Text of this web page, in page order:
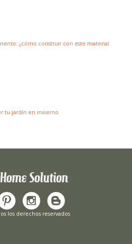
¿cómo construir con este material
tu jardín en invierno
los derechos reservados